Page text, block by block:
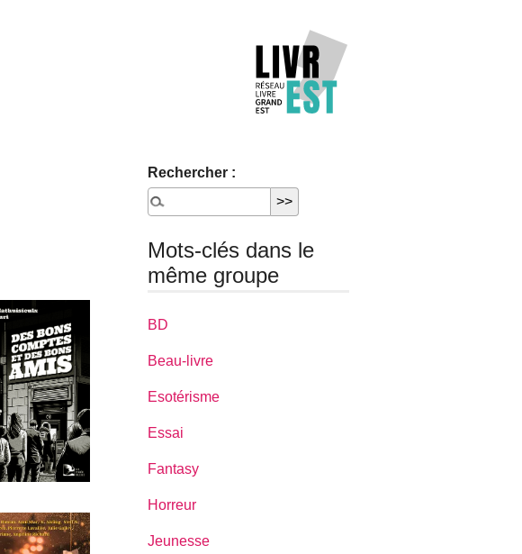
Rechercher :
Mots-clés dans le
même groupe
BD
Beau-livre
Esotérisme
Essai
Fantasy
Horreur
Jeunesse